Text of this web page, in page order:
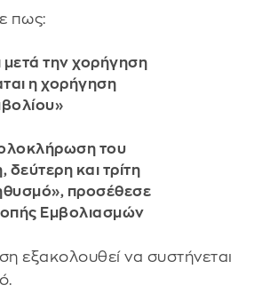
πως:
την χορήγηση
η χορήγηση
του
και τρίτη
προσέθεσε
Εμβολιασμών
εξακολουθεί να συστήνεται